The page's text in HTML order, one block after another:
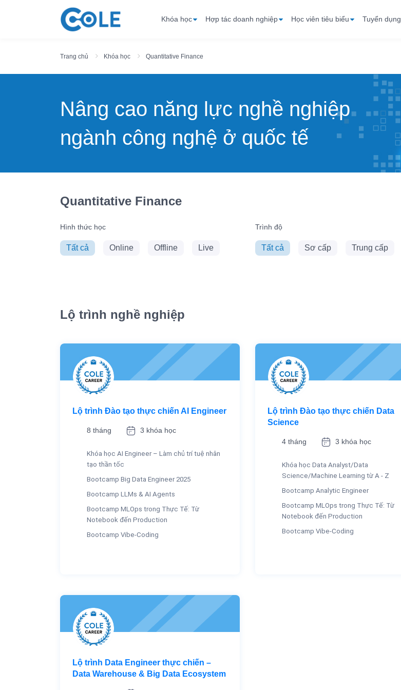
Khóa học Hợp tác doanh nghiệp Học viên tiêu biểu Tuyển dụng
Trang chủ Khóa học Quantitative Finance
Nâng cao năng lực nghề nghiệp
ngành công nghệ ở quốc tế
Quantitative Finance
Hình thức học
Tất cả Online Offline Live
Trình độ
Tất cả Sơ cấp Trung cấp
Lộ trình nghề nghiệp
Lộ trình Đào tạo thực chiến AI Engineer
8 tháng 3 khóa học
Khóa học AI Engineer – Làm chủ trí tuệ nhân
tạo thần tốc
Bootcamp Big Data Engineer 2025
Bootcamp LLMs & AI Agents
Bootcamp MLOps trong Thực Tế: Từ
Notebook đến Production
Bootcamp Vibe-Coding
Lộ trình Đào tạo thực chiến Data
Science
4 tháng 3 khóa học
Khóa học Data Analyst/Data
Science/Machine Learning từ A - Z
Bootcamp Analytic Engineer
Bootcamp MLOps trong Thực Tế: Từ
Notebook đến Production
Bootcamp Vibe-Coding
Lộ trình Data Engineer thực chiến –
Data Warehouse & Big Data Ecosystem